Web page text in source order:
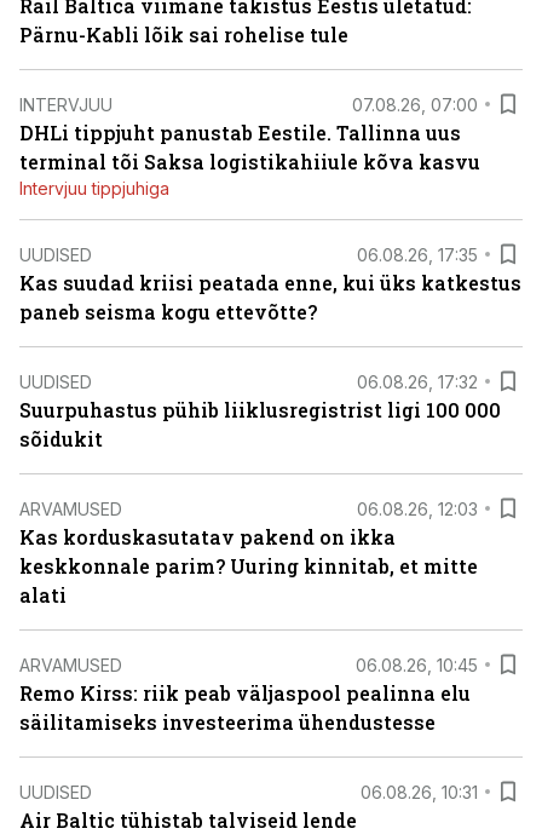
Rail Baltica viimane takistus Eestis ületatud:
Pärnu-Kabli lõik sai rohelise tule
INTERVJUU 07.08.26, 07:00
DHLi tippjuht panustab Eestile. Tallinna uus
terminal tõi Saksa logistikahiiule kõva kasvu
Intervjuu tippjuhiga
UUDISED 06.08.26, 17:35
Kas suudad kriisi peatada enne, kui üks katkestus
paneb seisma kogu ettevõtte?
UUDISED 06.08.26, 17:32
Suurpuhastus pühib liiklusregistrist ligi 100 000
sõidukit
ARVAMUSED 06.08.26, 12:03
Kas korduskasutatav pakend on ikka
keskkonnale parim? Uuring kinnitab, et mitte
alati
ARVAMUSED 06.08.26, 10:45
Remo Kirss: riik peab väljaspool pealinna elu
säilitamiseks investeerima ühendustesse
UUDISED 06.08.26, 10:31
Air Baltic tühistab talviseid lende